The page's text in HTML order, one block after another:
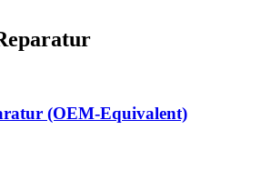
(OEM-Equivalent)